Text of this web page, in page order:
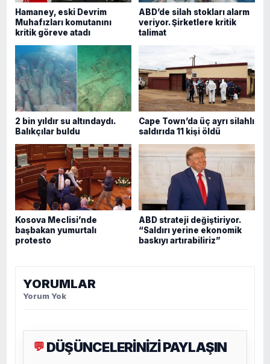
Hamaney, eski Devrim
Muhafızları komutanını
kritik göreve atadı
ABD’de silah stokları alarm
veriyor. Şirketlere kritik
talimat
2 bin yıldır su altındaydı.
Balıkçılar buldu
Cape Town’da üç ayrı silahlı
saldırıda 11 kişi öldü
Kosova Meclisi’nde
başbakan yumurtalı
protesto
ABD strateji değiştiriyor.
“Saldırı yerine ekonomik
baskıyı artırabiliriz”
YORUMLAR
Yorum Yok
💬 DÜŞÜNCELERİNİZİ PAYLAŞIN